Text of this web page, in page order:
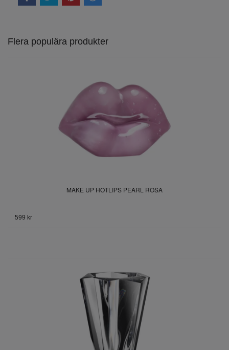
Flera populära produkter
MAKE UP HOTLIPS PEARL ROSA
599 kr